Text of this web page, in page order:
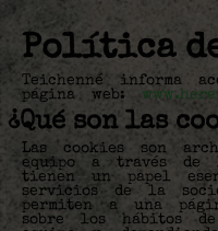
Política
Teichenné informa
página web:
¿Qué son las
Las cookies son
equipo a través de
tienen un papel
servicios de la
permiten a una
sobre los hábitos